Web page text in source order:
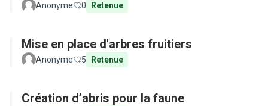
Anonyme 0 Retenue
Mise en place d'arbres fruitiers
Anonyme 5 Retenue
Création d’abris pour la faune